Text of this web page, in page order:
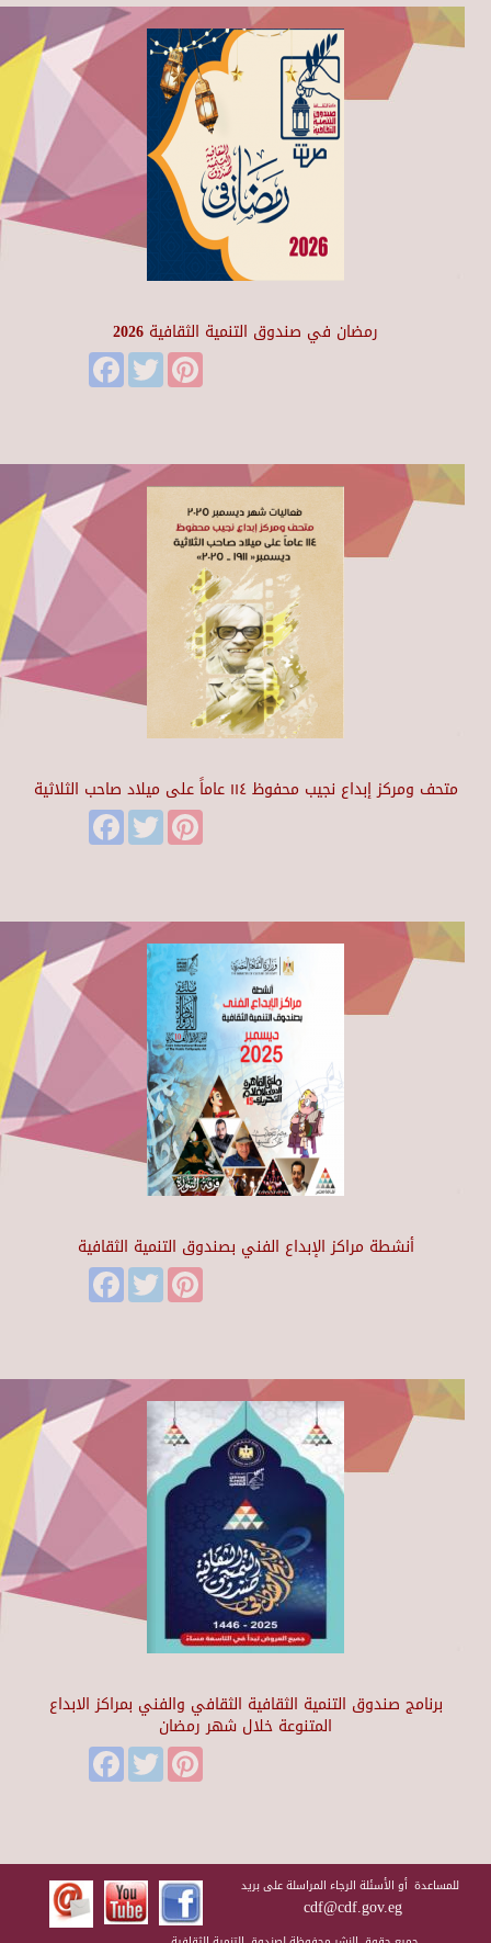
رمضان في صندوق التنمية الثقافية 2026
FacebookTwitter
متحف ومركز إبداع نجيب محفوظ ١١٤ عاماً على ميلاد صاحب الثلاثية
FacebookTwitter
أنشطة مراكز الإبداع الفني بصندوق التنمية الثقافية
FacebookTwitter
برنامج صندوق التنمية الثقافية الثقافي والفني بمراكز الابداع
المتنوعة خلال شهر رمضان
FacebookTwitter
للمساعدة أو الأسئلة الرجاء المراسلة على بريد
cdf@cdf.gov.eg